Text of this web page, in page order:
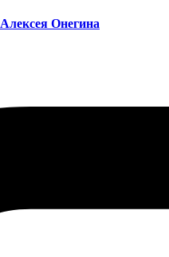
Алексея Онегина